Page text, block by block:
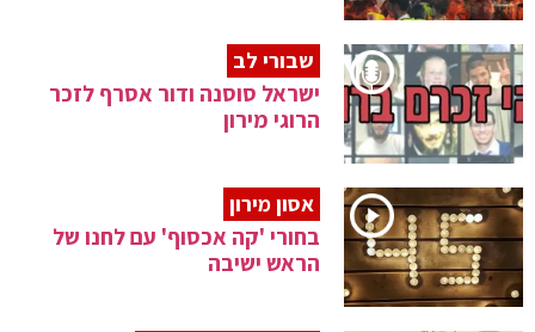
שבורי לב
ישראל סוסנה ודור אסרף לזכר
הרוגי מירון
אסון מירון
בחורי 'קה אכסוף' עם לחנו של
הראש ישיבה